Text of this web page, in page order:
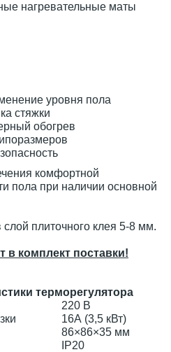
нагревательные маты
уровня пола
стяжки
обогрев
комфортной
пола при наличии основной
слой плиточного клея 5-8 мм.
в комплект поставки!
терморегулятора
220 В
16А (3,5 кВт)
86×86×35 мм
IP20